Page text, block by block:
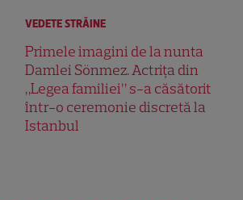
VEDETE STRĂINE
Primele imagini de la nunta
Damlei Sönmez. Actrița din
„Legea familiei” s-a căsătorit
într-o ceremonie discretă la
Istanbul